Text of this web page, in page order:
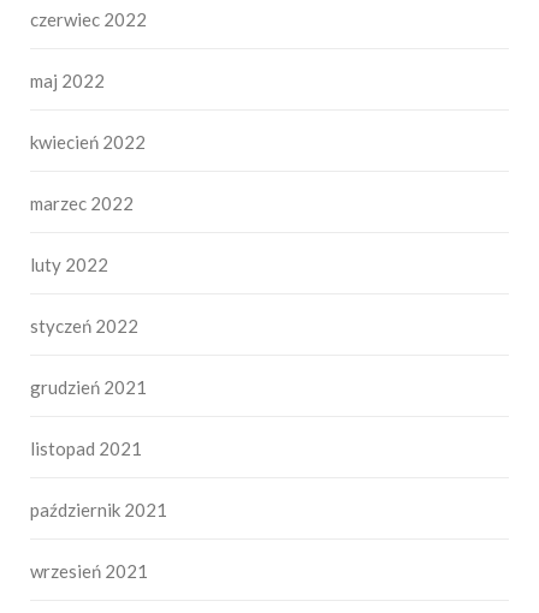
czerwiec 2022
maj 2022
kwiecień 2022
marzec 2022
luty 2022
styczeń 2022
grudzień 2021
listopad 2021
październik 2021
wrzesień 2021